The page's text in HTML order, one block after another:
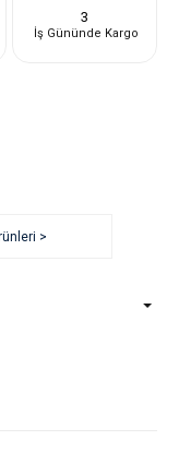
3
İş Gününde Kargo
>